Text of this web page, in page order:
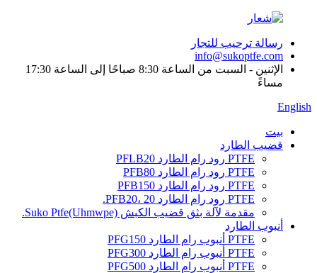
رسالة ترحيب للتجار
info@sukoptfe.com
الإثنين - السبت من الساعة 8:30 صباحًا إلى الساعة 17:30
مساءً
English
بيت
قضيب الطارد
PTFE رود رام الطارد PFLB20
PTFE رود رام الطارد PFB80
PTFE رود رام الطارد PFB150
PTFE رود رام الطارد PFB20، 20.
مقدمة لآلة بثق قضيب الكبش Suko Ptfe(Uhmwpe).
أنبوب الطارد
PTFE أنبوب رام الطارد PFG150
PTFE أنبوب رام الطارد PFG300
PTFE أنبوب رام الطارد PFG500